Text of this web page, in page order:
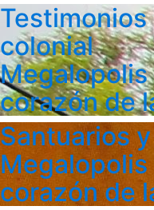
colonial
Megalopolis
corazón de
Santuarios
Megalopolis
corazón de